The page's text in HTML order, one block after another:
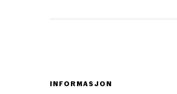
INFORMASJON